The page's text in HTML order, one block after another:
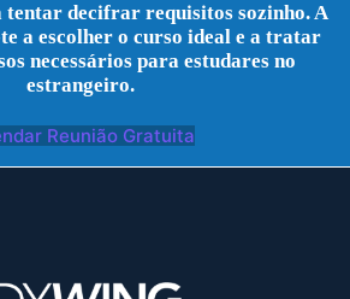
tentar decifrar requisitos sozinho. A
a escolher o curso ideal e a tratar
necessários para estudares no
estrangeiro.
Reunião Gratuita